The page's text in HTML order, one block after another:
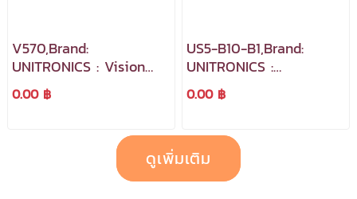
V570,Brand:
UNITRONICS : Vision
Programmable Logic
Control+HMI (PLC+HMI)
0.00 ฿
US5-B10-B1,Brand:
UNITRONICS :
Unistream
Programmable Logic
0.00 ฿
ดูเพิ่มเติม